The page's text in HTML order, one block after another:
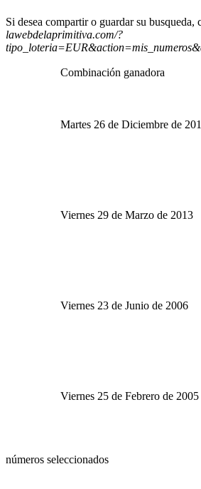
Si desea compartir o guardar su busqueda,
lawebdelaprimitiva.com/?
Combinación ganadora
Martes 26 de Diciembre de
Viernes 29 de Marzo de 2013
Viernes 23 de Junio de 2006
Viernes 25 de Febrero de 2005
números seleccionados